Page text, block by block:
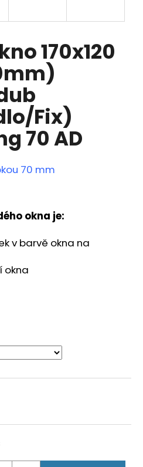
170x120
Fix)
70 AD
70 mm
okna je:
v barvě okna na
okna